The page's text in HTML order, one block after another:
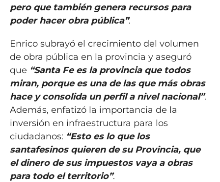
pero que también genera recursos para
poder hacer obra pública”.
Enrico subrayó el crecimiento del volumen
de obra pública en la provincia y aseguró
que “Santa Fe es la provincia que todos
miran, porque es una de las que más obras
hace y consolida un perfil a nivel nacional”.
Además, enfatizó la importancia de la
inversión en infraestructura para los
ciudadanos: “Esto es lo que los
santafesinos quieren de su Provincia, que
el dinero de sus impuestos vaya a obras
para todo el territorio”.